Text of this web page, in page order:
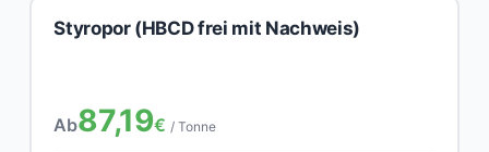
Styropor (HBCD frei mit Nachweis)
Ab87,19€ / Tonne